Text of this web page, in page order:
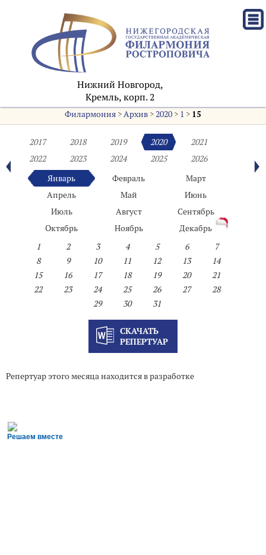
Нижний Новгород,
Кремль, корп. 2
Филармония>Архив>2020> 1 > 15
2017 2018 2019 2020
2021
2022
2023 2024 2025
2026
Январь
Февраль
Март
Апрель
Май
Июнь
Июль
Август
Сентябрь
Октябрь
Ноябрь
Декабрь
1
2 3 4 5 6
7
8
9 10 11 12 13
14
15
16 17 18 19 20
21
22
23 24 25 26 27
28
29
30 31
СКАЧАТЬ
РЕПЕРТУАР
Репертуар этого месяца находится в разработке
Решаем вместе